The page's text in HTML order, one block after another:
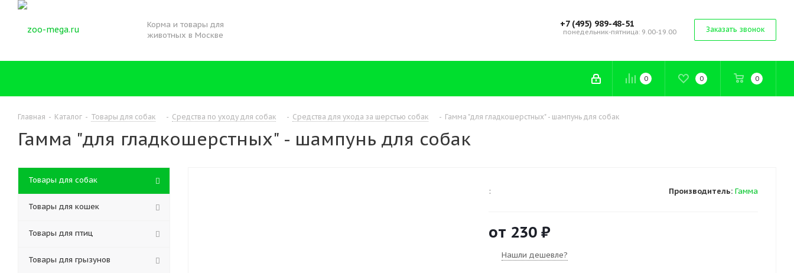
Корма и товары для
животных в Москве
+7 (495) 989-48-51
понедельник-пятница: 9.00-19.00 Заказать звонок
0 0 0
Главная - Каталог - Товары для собак - Средства по уходу для собак - Средства для ухода за шерстью собак - Гамма "для гладкошерстных" - шампунь для собак
Гамма "для гладкошерстных" - шампунь для собак
: Производитель: Гамма
от 230 ₽
Нашли дешевле?
Товары для собак
Товары для кошек
Товары для птиц
Товары для грызунов